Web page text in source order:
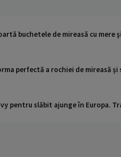
buchetele de mireasă cu mere
perfectă a rochiei de mireasă
pentru slăbit ajunge în Europa.